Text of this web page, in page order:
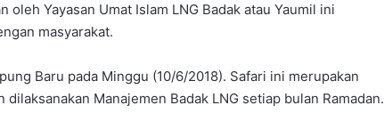
oleh Yayasan Umat Islam LNG Badak atau Yaumil ini
masyarakat.
Baru pada Minggu (10/6/2018). Safari ini merupakan
Manajemen Badak LNG setiap bulan Ramadan.